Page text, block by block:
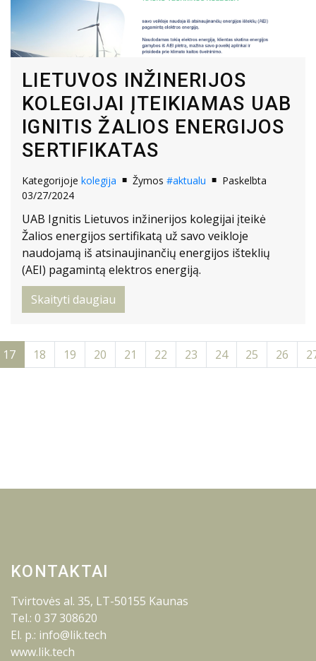
LIETUVOS INŽINERIJOS
KOLEGIJAI ĮTEIKIAMAS UAB
IGNITIS ŽALIOS ENERGIJOS
SERTIFIKATAS
Kategorijoje kolegija Žymos #aktualu
Paskelbta
03/27/2024
UAB Ignitis Lietuvos inžinerijos kolegijai įteikė
Žalios energijos sertifikatą už savo veikloje
naudojamą iš atsinaujinančių energijos išteklių
(AEI) pagamintą elektros energiją.
Skaityti daugiau
17 18 19 20 21 22 23 24 25 26
KONTAKTAI
Tvirtovės al. 35, LT-50155 Kaunas
Tel.: 0 37 308620
El. p.: info@lik.tech
www.lik.tech